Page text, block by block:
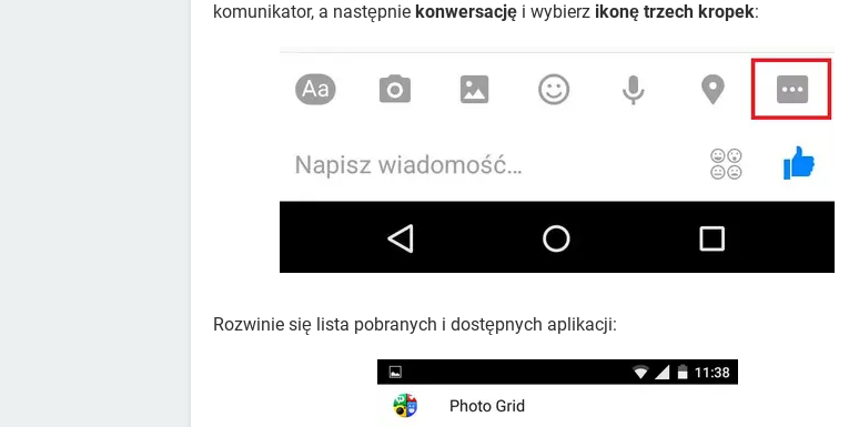
komunikator, a następnie konwersację i wybierz ikonę trzech kropek:
Rozwinie się lista pobranych i dostępnych aplikacji: